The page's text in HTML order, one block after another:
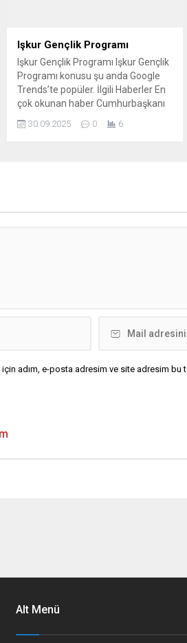
Işkur Gençlik Programı
Işkur Gençlik Programı Işkur Gençlik
Programı konusu şu anda Google
Trends’te popüler. İlgili Haberler En
çok okunan haber Cumhurbaşkanı
Programı'nda kontenjanlar artıyor
ne kadar...
30.09.2025 0 6
adım, e-posta adresim ve site adresim bu
Alt Menü